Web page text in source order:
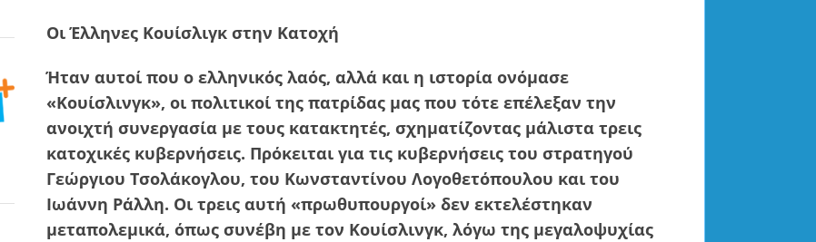
Οι Έλληνες Κουίσλιγκ στην Κατοχή
Ήταν αυτοί που ο ελληνικός λαός, αλλά και η ιστορία ονόμασε
«Κουίσλινγκ», οι πολιτικοί της πατρίδας μας που τότε επέλεξαν την
ανοιχτή συνεργασία με τους κατακτητές, σχηματίζοντας μάλιστα τρεις
κατοχικές κυβερνήσεις. Πρόκειται για τις κυβερνήσεις του στρατηγού
Γεώργιου Τσολάκογλου, του Κωνσταντίνου Λογοθετόπουλου και του
Ιωάννη Ράλλη. Οι τρεις αυτή «πρωθυπουργοί» δεν εκτελέστηκαν
μεταπολεμικά, όπως συνέβη με τον Κουίσλινγκ, λόγω της μεγαλοψυχίας